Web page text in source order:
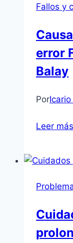
Fallos y
error
Balay
Por
Leer más